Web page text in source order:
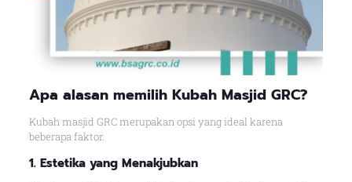
Apa alasan memilih Kubah Masjid GRC?
Kubah masjid GRC merupakan opsi yang ideal karena
beberapa faktor.
1. Estetika yang Menakjubkan